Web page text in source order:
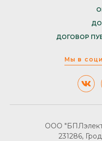
ДОГОВОР
Мы в
ООО
231286,